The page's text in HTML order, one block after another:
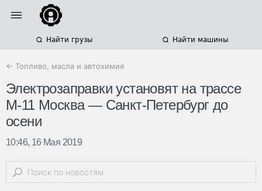
Найти грузы Найти машины
← Топливо, масла и автохимия
Электрозаправки установят на трассе
М-11 Москва — Санкт-Петербург до
осени
10:46, 16 Мая 2019